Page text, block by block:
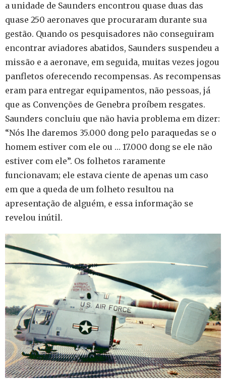
a unidade de Saunders encontrou quase duas das
quase 250 aeronaves que procuraram durante sua
gestão. Quando os pesquisadores não conseguiram
encontrar aviadores abatidos, Saunders suspendeu a
missão e a aeronave, em seguida, muitas vezes jogou
panfletos oferecendo recompensas. As recompensas
eram para entregar equipamentos, não pessoas, já
que as Convenções de Genebra proíbem resgates.
Saunders concluiu que não havia problema em dizer:
“Nós lhe daremos 35.000 dong pelo paraquedas se o
homem estiver com ele ou … 17.000 dong se ele não
estiver com ele”. Os folhetos raramente
funcionavam; ele estava ciente de apenas um caso
em que a queda de um folheto resultou na
apresentação de alguém, e essa informação se
revelou inútil.